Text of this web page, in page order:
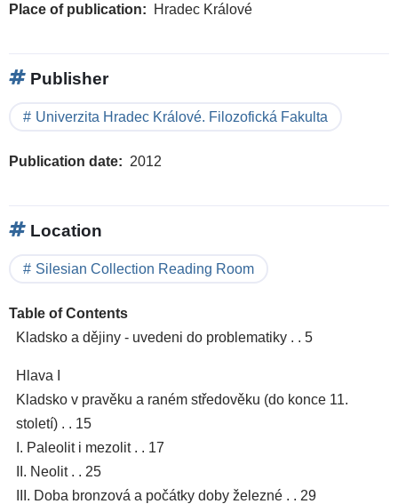
Place of publication Hradec Králové
Publisher
Univerzita Hradec Králové. Filozofická Fakulta
Publication date 2012
Location
Silesian Collection Reading Room
Table of Contents
Kladsko a dějiny - uvedeni do problematiky . . 5
Hlava I
Kladsko v pravěku a raném středověku (do konce 11.
století) . . 15
I. Paleolit i mezolit . . 17
II. Neolit . . 25
III. Doba bronzová a počátky doby železné . . 29